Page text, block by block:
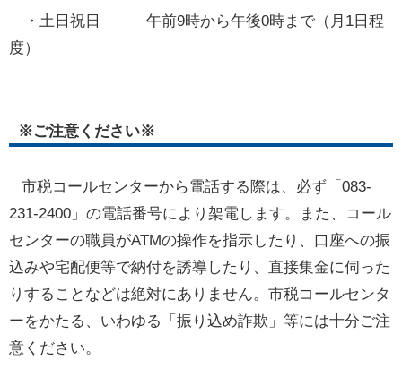
・土日祝日 午前9時から午後0時まで（月1日程
度）
※ご注意ください※
市税コールセンターから電話する際は、必ず「083-
231-2400」の電話番号により架電します。また、コール
センターの職員がATMの操作を指示したり、口座への振
込みや宅配便等で納付を誘導したり、直接集金に伺った
りすることなどは絶対にありません。市税コールセンタ
ーをかたる、いわゆる「振り込め詐欺」等には十分ご注
意ください。